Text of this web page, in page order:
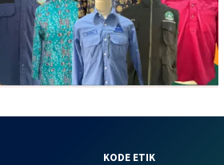
KODE ETIK